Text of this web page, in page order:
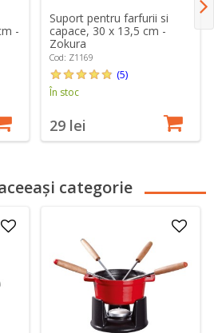
-
Suport pentru farfurii si
capace, 30 x 13,5 cm -
Zokura
Cod: Z1169
(5)
În stoc
29 lei
categorie